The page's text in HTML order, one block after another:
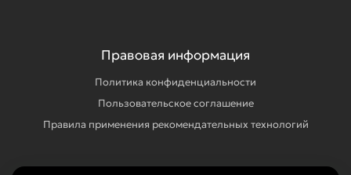
Правовая информация
Политика конфиденциальности
Пользовательское соглашение
Правила применения рекомендательных технологий